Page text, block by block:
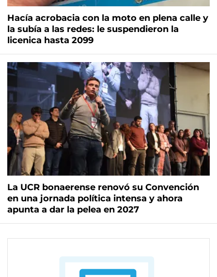
Hacía acrobacia con la moto en plena calle y
la subía a las redes: le suspendieron la
licenica hasta 2099
La UCR bonaerense renovó su Convención
en una jornada política intensa y ahora
apunta a dar la pelea en 2027